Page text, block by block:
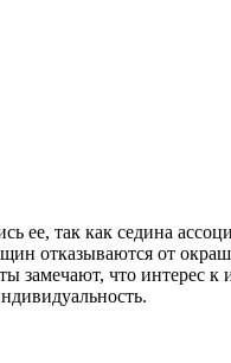
ее, так как седина
отказываются от
замечают, что интерес